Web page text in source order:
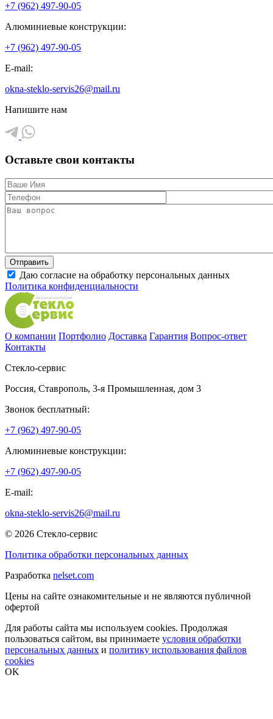
+7 (962) 497-90-05
Алюминиевые конструкции:
+7 (962) 497-90-05
E-mail:
okna-steklo-servis26@mail.ru
Напишите нам
Оставьте свои контакты
Даю согласие на обработку персональных данных
Политика конфиденциальности
О компании Портфолио Доставка Гарантия Вопрос-ответ
Контакты
Стекло-сервис
Россия, Ставрополь, 3-я Промышленная, дом 3
Звонок бесплатный:
+7 (962) 497-90-05
Алюминиевые конструкции:
+7 (962) 497-90-05
E-mail:
okna-steklo-servis26@mail.ru
© 2026 Стекло-сервис
Политика обработки персональных данных
Разработка nelset.com
Цены на сайте ознакомительные и не являются публичной
офертой
Для работы сайта мы используем cookies. Продолжая
пользоваться сайтом, вы принимаете условия обработки
персональных данных и политику использования файлов
cookies
OK